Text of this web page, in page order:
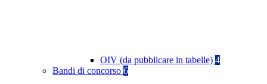
OIV (da pubblicare in tabelle) 4
Bandi di concorso 6